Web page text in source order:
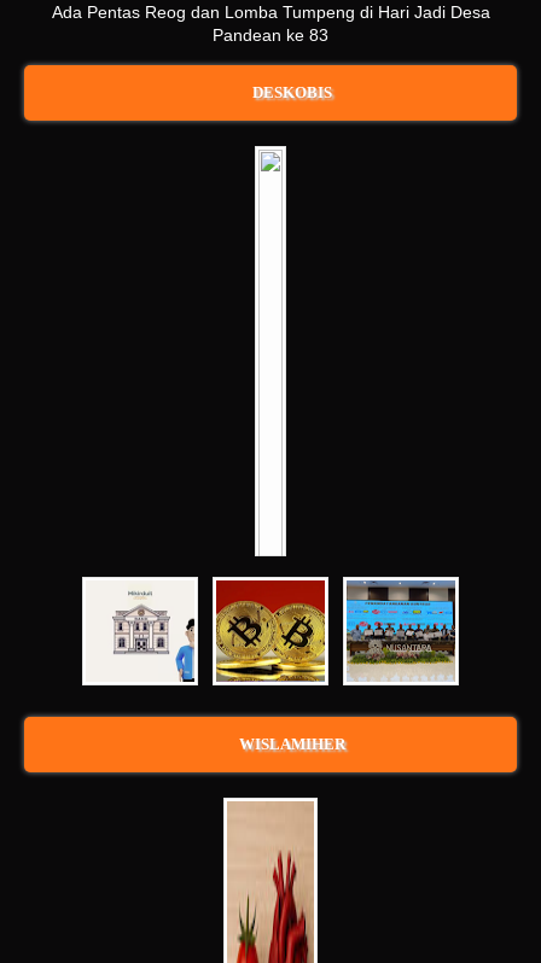
Ada Pentas Reog dan Lomba Tumpeng di Hari Jadi Desa
Pandean ke 83
DESKOBIS
WISLAMIHER